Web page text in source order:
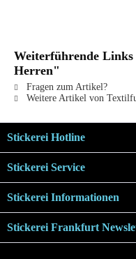
Weiterführende
Herren"
Fragen zum Artikel?
Weitere Artikel von
Stickerei Hotline
Stickerei Service
Stickerei Informationen
Stickerei Frankfurt